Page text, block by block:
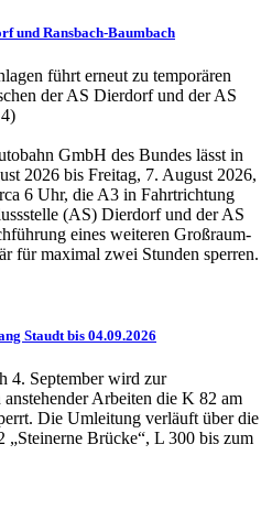
und Ransbach-Baumbach
führt erneut zu temporären
der AS Dierdorf und der AS
GmbH des Bundes lässt in
2026 bis Freitag, 7. August 2026,
6 Uhr, die A3 in Fahrtrichtung
(AS) Dierdorf und der AS
eines weiteren Großraum-
für maximal zwei Stunden sperren.
Staudt bis 04.09.2026
4. September wird zur
Arbeiten die K 82 am
Die Umleitung verläuft über die
Brücke“, L 300 bis zum